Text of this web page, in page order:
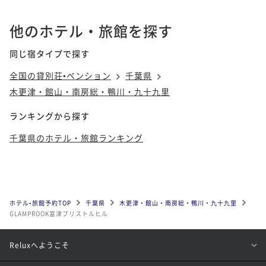
他のホテル・旅館を探す
同じ宿タイプで探す
全国の貸別荘•ペンション
千葉県
木更津・館山・南房総・鴨川・九十九里
ランキングから探す
千葉県のホテル・旅館ランキング
ホテル•旅館予約TOP 千葉県
木更津・館山・南房総・鴨川・九十九里
GLAMPROOK富津ブリストルヒル
Reluxへようこそ